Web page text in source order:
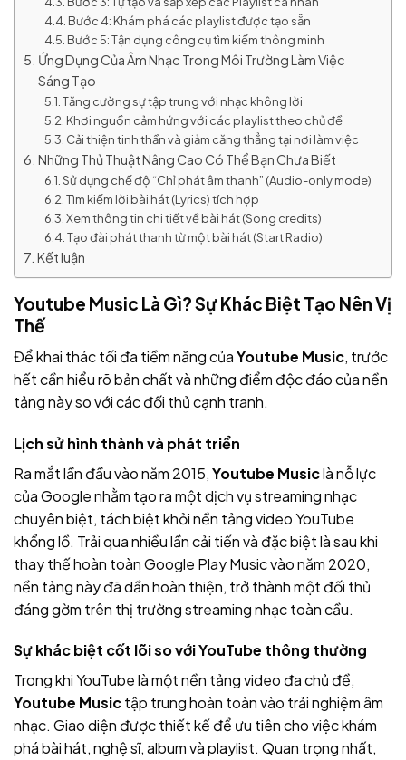
Bước 4: Khám phá các playlist được tạo sẵn
Bước 5: Tận dụng công cụ tìm kiếm thông minh
Ứng Dụng Của Âm Nhạc Trong Môi Trường Làm Việc
Sáng Tạo
Tăng cường sự tập trung với nhạc không lời
Khơi nguồn cảm hứng với các playlist theo chủ đề
Cải thiện tinh thần và giảm căng thẳng tại nơi làm việc
Những Thủ Thuật Nâng Cao Có Thể Bạn Chưa Biết
Sử dụng chế độ “Chỉ phát âm thanh” (Audio-only mode)
Tìm kiếm lời bài hát (Lyrics) tích hợp
Xem thông tin chi tiết về bài hát (Song credits)
Tạo đài phát thanh từ một bài hát (Start Radio)
Kết luận
Youtube Music Là Gì? Sự Khác Biệt Tạo Nên Vị
Thế
Để khai thác tối đa tiềm năng củaYoutube Music, trước
hết cần hiểu rõ bản chất và những điểm độc đáo của nền
tảng này so với các đối thủ cạnh tranh.
Lịch sử hình thành và phát triển
Ra mắt lần đầu vào năm 2015,Youtube Musiclà nỗ lực
của Google nhằm tạo ra một dịch vụ streaming nhạc
chuyên biệt, tách biệt khỏi nền tảng video YouTube
khổng lồ. Trải qua nhiều lần cải tiến và đặc biệt là sau khi
thay thế hoàn toàn Google Play Music vào năm 2020,
nền tảng này đã dần hoàn thiện, trở thành một đối thủ
đáng gờm trên thị trường streaming nhạc toàn cầu.
Sự khác biệt cốt lõi so với YouTube thông thường
Trong khi YouTube là một nền tảng video đa chủ đề,
Youtube Musictập trung hoàn toàn vào trải nghiệm âm
nhạc. Giao diện được thiết kế để ưu tiên cho việc khám
phá bài hát, nghệ sĩ, album và playlist. Quan trọng nhất,